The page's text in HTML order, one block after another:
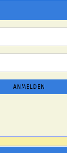
ANMELDEN